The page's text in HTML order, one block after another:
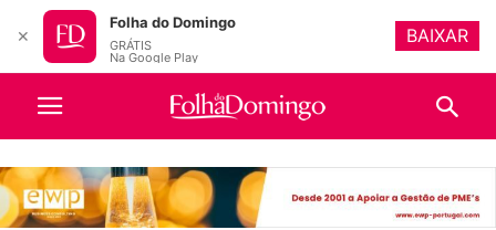
✕
Folha do Domingo
GRÁTIS
Na Google Play
BAIXAR